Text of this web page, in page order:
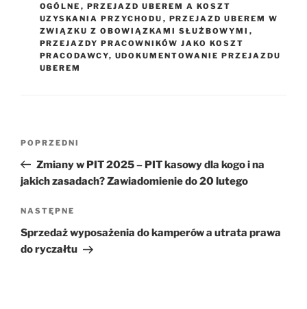
OGÓLNE , PRZEJAZD UBEREM A KOSZT
UZYSKANIA PRZYCHODU , PRZEJAZD UBEREM W
ZWIĄZKU Z OBOWIĄZKAMI SŁUŻBOWYMI ,
PRZEJAZDY PRACOWNIKÓW JAKO KOSZT
PRACODAWCY, UDOKUMENTOWANIE PRZEJAZDU
UBEREM
Poprzedni
wpis
POPRZEDNI
Zmiany w PIT 2025 – PIT kasowy dla kogo i na
jakich zasadach? Zawiadomienie do 20 lutego
Następny
wpis
NASTĘPNE
Sprzedaż wyposażenia do kamperów a utrata prawa
do ryczałtu